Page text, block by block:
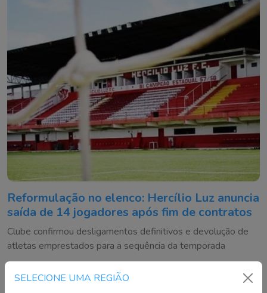
SELECIONE UMA REGIÃO
Reformulação no elenco: Hercílio Luz anuncia
saída de 14 jogadores após fim de contratos
Clube confirmou desligamentos definitivos e devolução de
atletas emprestados para a sequência da temporada